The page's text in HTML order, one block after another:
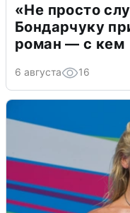
«Не просто
Бондарчуку
роман — с кем
6 августа 16